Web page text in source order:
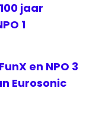
jaar
1
en NPO 3
Eurosonic